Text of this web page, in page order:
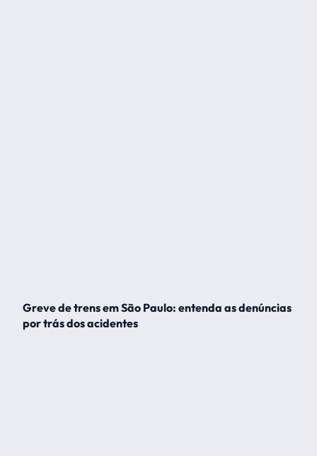
Greve de trens em São Paulo: entenda as denúncias
por trás dos acidentes